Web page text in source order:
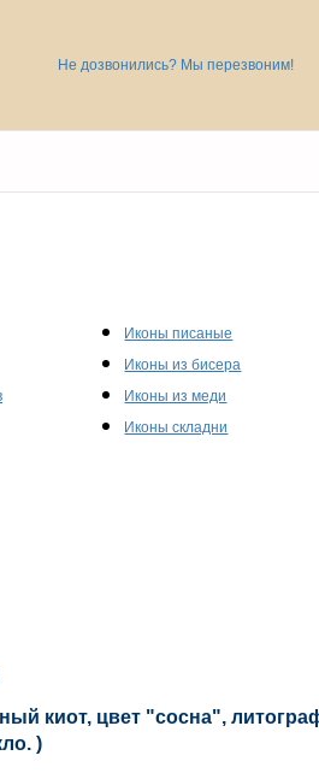
Не дозвонились? Мы перезвоним!
Иконы писаные
Иконы из бисера
Иконы из меди
Иконы складни
киот, цвет "сосна",
)